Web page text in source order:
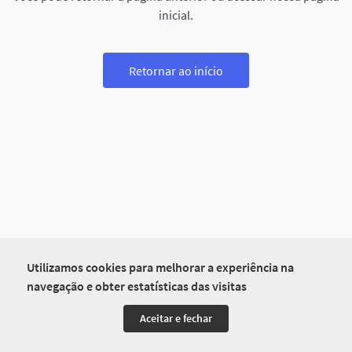
Utilizamos cookies para melhorar a experiência na
navegação e obter estatísticas das visitas
Aceitar e fechar
inicial.
Retornar ao início